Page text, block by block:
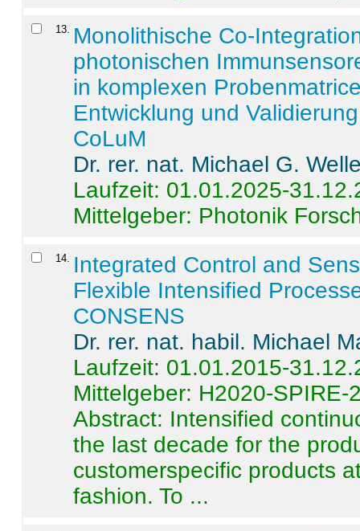
13
Monolithische Co-
photonischen
in komplexen
Entwicklung und
CoLuM
Dr. rer. nat. Michael G.
Laufzeit: 01.01.2025-
Mittelgeber: Photonik
14
Integrated Control and
Flexible Intensified
CONSENS
Dr. rer. nat. habil. Michael
Laufzeit: 01.01.2015-
Mittelgeber: H2020-SPIRE-
Abstract: Intensified
the last decade for the
customerspecific products
fashion. To ...